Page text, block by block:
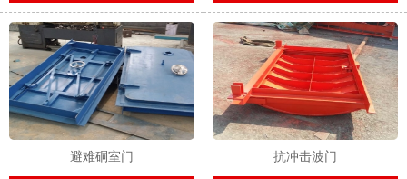
避难硐室门 抗冲击波门